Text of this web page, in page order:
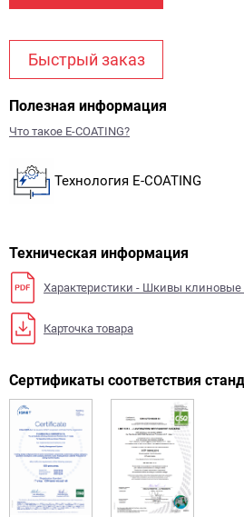
Быстрый заказ
Полезная информация
Что такое E-COATING?
Технология E-COATING
Техническая информация
Характеристики - Шкивы клиновые
Карточка товара
Сертификаты соответствия